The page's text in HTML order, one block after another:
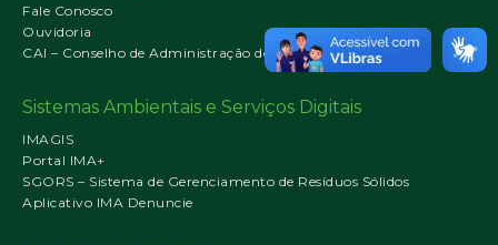
Fale Conosco
Ouvidoria
CAI – Conselho de Administração do IMA
Sistemas Ambientais e Serviços Digitais
IMAGIS
Portal IMA+
SGORS – Sistema de Gerenciamento de Resíduos Sólidos
Aplicativo IMA Denuncie